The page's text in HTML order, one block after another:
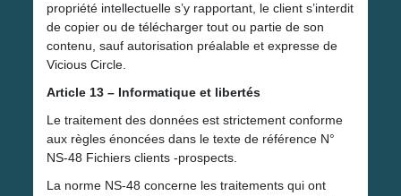
propriété intellectuelle s’y rapportant, le client s’interdit
de copier ou de télécharger tout ou partie de son
contenu, sauf autorisation préalable et expresse de
Vicious Circle.
Article 13 – Informatique et libertés
Le traitement des données est strictement conforme
aux règles énoncées dans le texte de référence N°
NS-48 Fichiers clients -prospects.
La norme NS-48 concerne les traitements qui ont